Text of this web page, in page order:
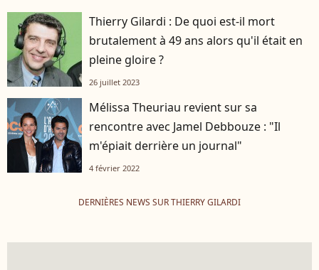
Thierry Gilardi : De quoi est-il mort
brutalement à 49 ans alors qu'il était en
pleine gloire ?
26 juillet 2023
Mélissa Theuriau revient sur sa
rencontre avec Jamel Debbouze : "Il
m'épiait derrière un journal"
4 février 2022
DERNIÈRES NEWS SUR THIERRY GILARDI